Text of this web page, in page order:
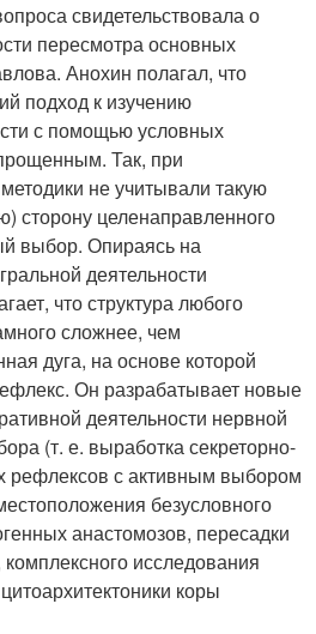
свидетельствовала о
пересмотра основных
Анохин полагал, что
подход к изучению
с помощью условных
Так, при
не учитывали такую
сторону целенаправленного
выбор. Опираясь на
деятельности
что структура любого
сложнее, чем
дуга, на основе которой
Он разрабатывает новые
деятельности нервной
(т. е. выработка секреторно-
рефлексов с активным выбором
безусловного
анастомозов, пересадки
исследования
коры